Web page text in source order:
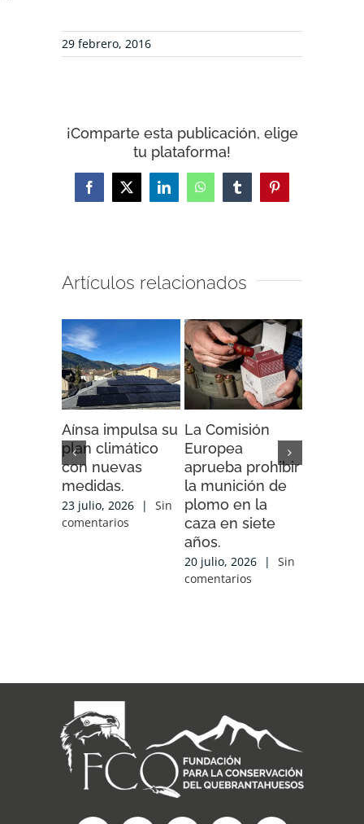
29 febrero, 2016
¡Comparte esta publicación, elige
tu plataforma!
Facebook
X LinkedInWhatsAppTumblrPinterest
Artículos relacionados
Aínsa impulsa su
plan climático
con nuevas
medidas.
23 julio, 2026 |
Sin
comentarios
La Comisión
Europea
aprueba prohibir
la munición de
plomo en la
caza en siete
años.
20 julio, 2026 |
Sin
comentarios